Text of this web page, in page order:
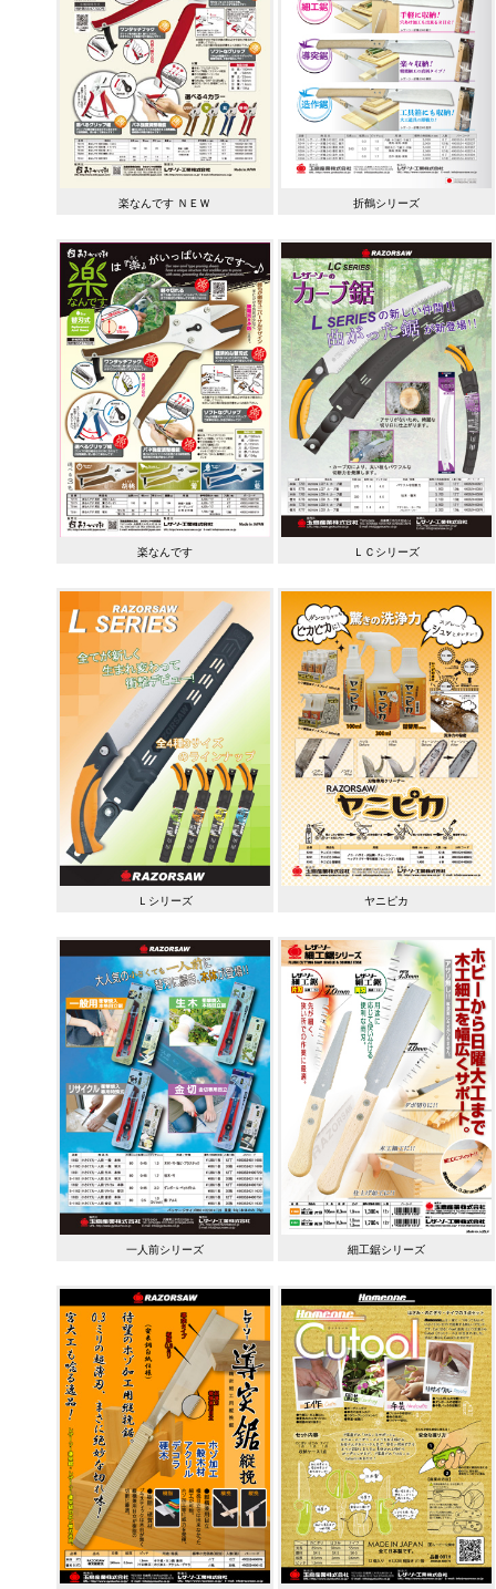
楽なんです ＮＥＷ 折鶴シリーズ
楽なんです ＬＣシリーズ
Ｌシリーズ ヤニピカ
一人前シリーズ 細工鋸シリーズ